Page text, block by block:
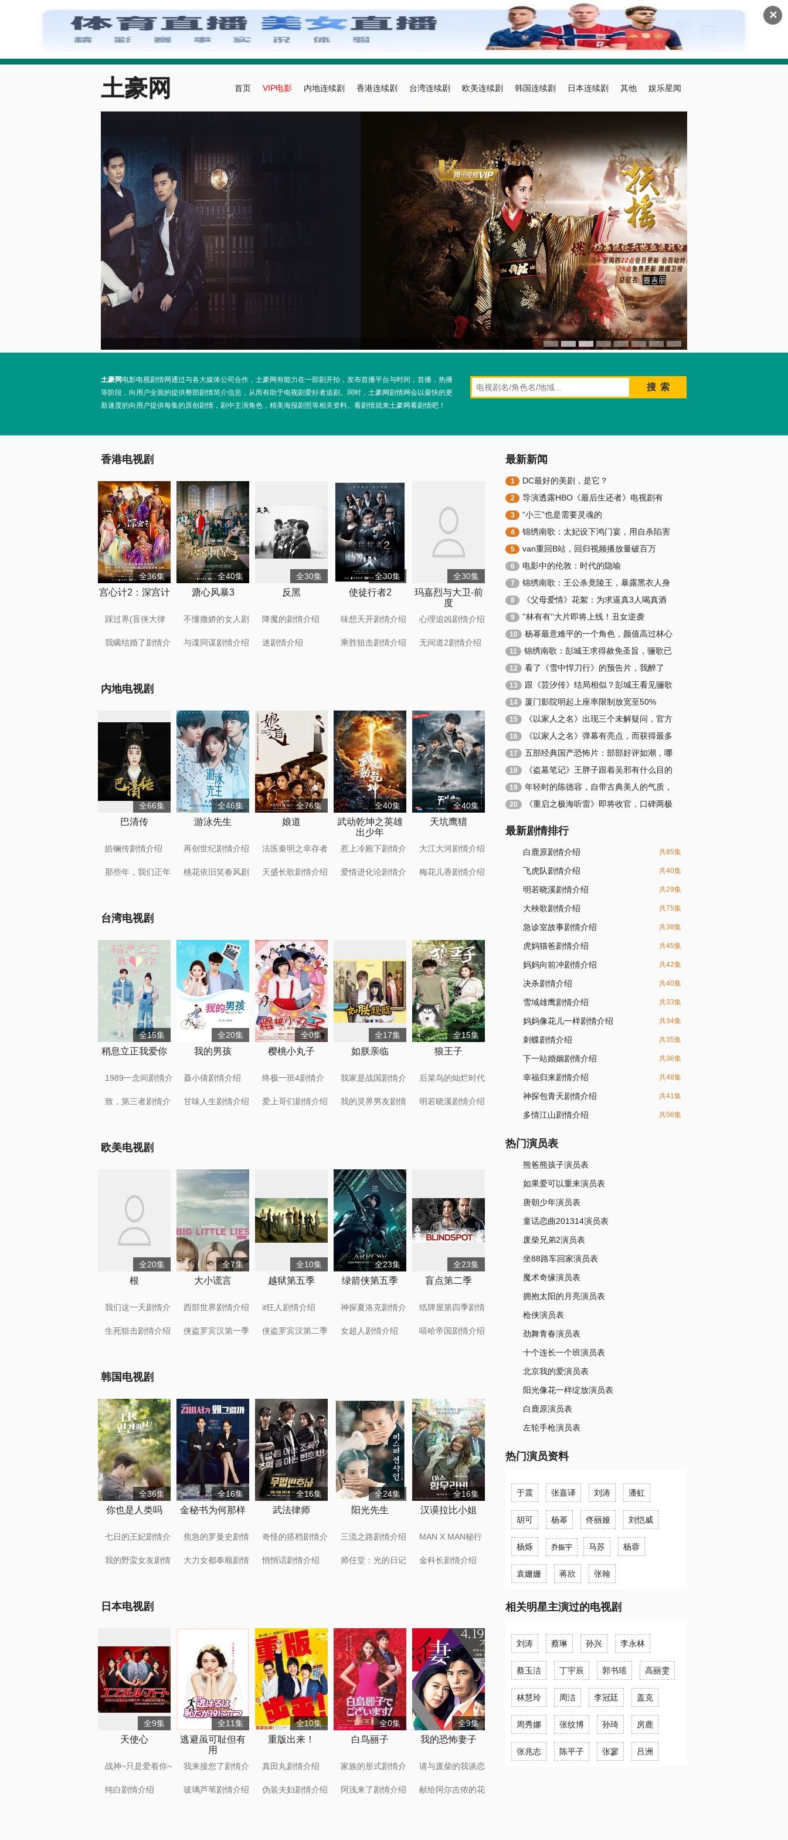
✕
土豪网 首页 VIP电影 内地连续剧 香港连续剧 台湾连续剧 欧美连续剧 韩国连续剧 日本连续剧 其他 娱乐星闻
土豪网电影电视剧情网通过与各大媒体公司合作，土豪网有能力在一部剧开拍，发布首播平台与时间，首播，热播
等阶段，向用户全面的提供整部剧情简介信息，从而有助于电视剧爱好者追剧。同时，土豪网剧情网会以最快的更
新速度的向用户提供每集的原创剧情，剧中主演角色，精美海报剧照等相关资料。看剧情就来土豪网看剧情吧！
香港电视剧
全36集
宫心计2：深宫计
全40集
溏心风暴3
全30集
反黑
全30集
使徒行者2
全30集
玛嘉烈与大卫-前
度
踩过界(盲侠大律
不懂撒娇的女人剧
降魔的剧情介绍 味想天开剧情介绍 心理追凶剧情介绍
我瞒结婚了剧情介
与谍同谋剧情介绍 迷剧情介绍 乘胜狙击剧情介绍 无间道2剧情介绍
内地电视剧
全66集
巴清传
全46集
游泳先生
全76集
娘道
全40集
武动乾坤之英雄
出少年
全40集
天坑鹰猎
皓镧传剧情介绍 再创世纪剧情介绍
法医秦明之幸存者
惹上冷殿下剧情介
大江大河剧情介绍
那些年，我们正年
桃花依旧笑春风剧
天盛长歌剧情介绍
爱情进化论剧情介
梅花儿香剧情介绍
台湾电视剧
全15集
稍息立正我爱你
全20集
我的男孩
全0集
樱桃小丸子
全17集
如朕亲临
全15集
狼王子
1989一念间剧情介
聂小倩剧情介绍
终极一班4剧情介
我家是战国剧情介
后菜鸟的灿烂时代
致，第三者剧情介
甘味人生剧情介绍 爱上哥们剧情介绍
我的灵界男友剧情
明若晓溪剧情介绍
欧美电视剧
全20集
根
全7集
大小谎言
全10集
越狱第五季
全23集
绿箭侠第五季
全23集
盲点第二季
我们这一天剧情介
西部世界剧情介绍 it狂人剧情介绍
神探夏洛克剧情介
纸牌屋第四季剧情
生死狙击剧情介绍
侠盗罗宾汉第一季
侠盗罗宾汉第二季
女超人剧情介绍 嘻哈帝国剧情介绍
韩国电视剧
全36集
你也是人类吗
全16集
金秘书为何那样
全16集
武法律师
全24集
阳光先生
全16集
汉谟拉比小姐
七日的王妃剧情介
焦急的罗曼史剧情
奇怪的搭档剧情介
三流之路剧情介绍
MAN X MAN秘行
我的野蛮女友剧情
大力女都奉顺剧情
悄悄话剧情介绍
师任堂：光的日记
金科长剧情介绍
日本电视剧
全9集
天使心
全11集
逃避虽可耻但有
用
全10集
重版出来！
全0集
白鸟丽子
全9集
我的恐怖妻子
战神~只是爱着你~
我来接您了剧情介
真田丸剧情介绍
家族的形式剧情介
请与废柴的我谈恋
纯白剧情介绍
玻璃芦苇剧情介绍 伪装夫妇剧情介绍 阿浅来了剧情介绍
献给阿尔吉侬的花
最新新闻
1 DC最好的美剧，是它？
2 导演透露HBO《最后生还者》电视剧有
3 “小三”也是需要灵魂的
4 锦绣南歌：太妃设下鸿门宴，用自杀陷害
5 van重回B站，回归视频播放量破百万
6 电影中的伦敦：时代的隐喻
7 锦绣南歌：王公杀竟陵王，暴露黑衣人身
8 《父母爱情》花絮：为求逼真3人喝真酒
9 ''林有有''大片即将上线！丑女逆袭
10 杨幂最意难平的一个角色，颜值高过林心
11 锦绣南歌：彭城王求得赦免圣旨，骊歌已
12 看了《雪中悍刀行》的预告片，我醉了
13 跟《芸汐传》结局相似？彭城王看见骊歌
14 厦门影院明起上座率限制放宽至50%
15 《以家人之名》出现三个未解疑问，官方
16 《以家人之名》弹幕有亮点，而获得最多
17 五部经典国产恐怖片：部部好评如潮，哪
18 《盗墓笔记》王胖子跟着吴邪有什么目的
19 年轻时的陈德容，自带古典美人的气质，
20 《重启之极海听雷》即将收官，口碑两极
最新剧情排行
白鹿原剧情介绍 共85集
飞虎队剧情介绍 共40集
明若晓溪剧情介绍 共29集
大秧歌剧情介绍 共75集
急诊室故事剧情介绍 共38集
虎妈猫爸剧情介绍 共45集
妈妈向前冲剧情介绍 共42集
决杀剧情介绍 共40集
雪域雄鹰剧情介绍 共33集
妈妈像花儿一样剧情介绍 共34集
刺蝶剧情介绍 共35集
下一站婚姻剧情介绍 共36集
幸福归来剧情介绍 共48集
神探包青天剧情介绍 共41集
多情江山剧情介绍 共56集
热门演员表
熊爸熊孩子演员表
如果爱可以重来演员表
唐朝少年演员表
童话恋曲201314演员表
废柴兄弟2演员表
坐88路车回家演员表
魔术奇缘演员表
拥抱太阳的月亮演员表
枪侠演员表
劲舞青春演员表
十个连长一个班演员表
北京我的爱演员表
阳光像花一样绽放演员表
白鹿原演员表
左轮手枪演员表
热门演员资料
于震 张嘉译 刘涛 潘虹
胡可 杨幂 佟丽娅 刘恺威
杨烁 乔振宇 马苏 杨蓉
袁姗姗 蒋欣 张翰
相关明星主演过的电视剧
刘涛 蔡琳 孙兴 李永林
蔡玉洁 丁宇辰 郭书瑶 高丽雯
林慧玲 周洁 李冠廷 盖克
周秀娜 张纹博 孙琦 房鹿
张兆志 陈平子 张寥 吕洲